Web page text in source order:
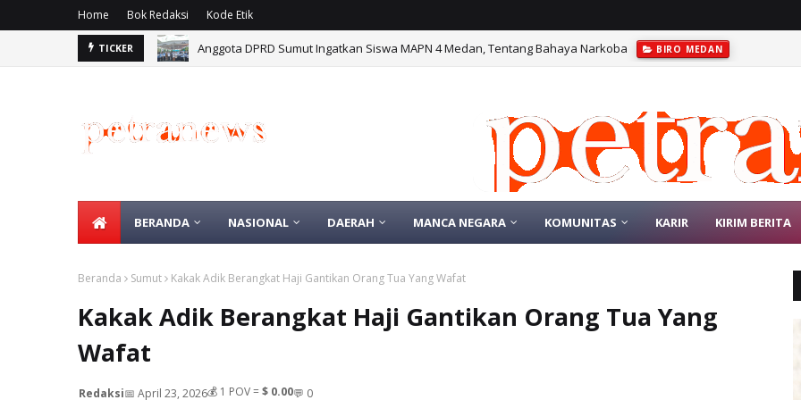
Home Bok Redaksi Kode Etik
TICKER Anggota DPRD Sumut Ingatkan Siswa MAPN 4 Medan, Tentang Bahaya Narkoba BIRO MEDAN
BERANDA NASIONAL DAERAH MANCA NEGARA KOMUNITAS KARIR KIRIM BERITA
Beranda Sumut Kakak Adik Berangkat Haji Gantikan Orang Tua Yang Wafat
Kakak Adik Berangkat Haji Gantikan Orang Tua Yang
Wafat
Redaksi📅 April 23, 2026💰 1 POV = $ 0.00💬 0